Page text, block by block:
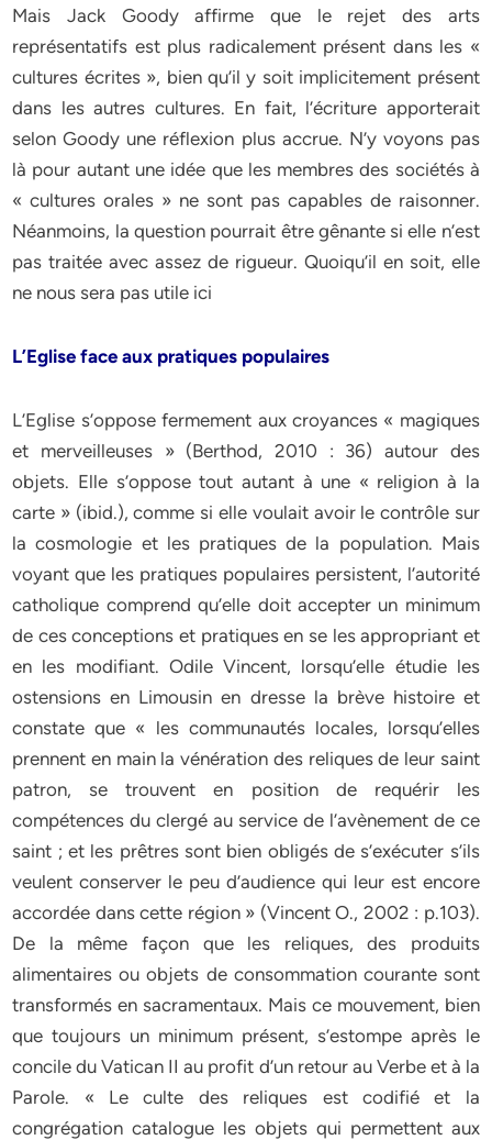
Mais Jack Goody affirme que le rejet des arts
représentatifs est plus radicalement présent dans les «
cultures écrites », bien qu’il y soit implicitement présent
dans les autres cultures. En fait, l’écriture apporterait
selon Goody une réflexion plus accrue. N’y voyons pas
là pour autant une idée que les membres des sociétés à
« cultures orales » ne sont pas capables de raisonner.
Néanmoins, la question pourrait être gênante si elle n’est
pas traitée avec assez de rigueur. Quoiqu’il en soit, elle
ne nous sera pas utile ici
L’Eglise face aux pratiques populaires
L’Eglise s’oppose fermement aux croyances « magiques
et merveilleuses » (Berthod, 2010 : 36) autour des
objets. Elle s’oppose tout autant à une « religion à la
carte » (ibid.), comme si elle voulait avoir le contrôle sur
la cosmologie et les pratiques de la population. Mais
voyant que les pratiques populaires persistent, l’autorité
catholique comprend qu’elle doit accepter un minimum
de ces conceptions et pratiques en se les appropriant et
en les modifiant. Odile Vincent, lorsqu’elle étudie les
ostensions en Limousin en dresse la brève histoire et
constate que « les communautés locales, lorsqu’elles
prennent en main la vénération des reliques de leur saint
patron, se trouvent en position de requérir les
compétences du clergé au service de l’avènement de ce
saint ; et les prêtres sont bien obligés de s’exécuter s’ils
veulent conserver le peu d’audience qui leur est encore
accordée dans cette région » (Vincent O., 2002 : p.103).
De la même façon que les reliques, des produits
alimentaires ou objets de consommation courante sont
transformés en sacramentaux. Mais ce mouvement, bien
que toujours un minimum présent, s’estompe après le
concile du Vatican II au profit d’un retour au Verbe et à la
Parole. « Le culte des reliques est codifié et la
congrégation catalogue les objets qui permettent aux